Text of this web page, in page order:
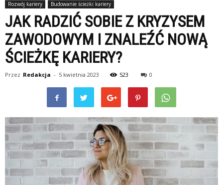
Rozwój kariery Budowanie ścieżki kariery
JAK RADZIĆ SOBIE Z KRYZYSEM
ZAWODOWYM I ZNALEŹĆ NOWĄ
ŚCIEŻKĘ KARIERY?
Przez Redakcja - 5 kwietnia 2023 523 0